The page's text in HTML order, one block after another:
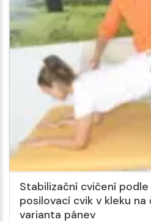
Stabilizační cvičení
posilovací cvik v kleku
varianta pánev